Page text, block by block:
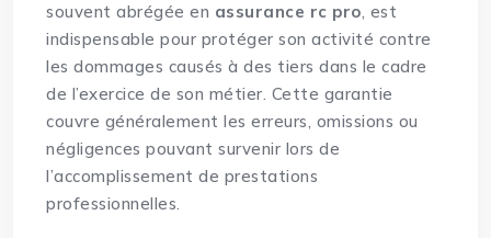
souvent abrégée en assurance rc pro, est
indispensable pour protéger son activité contre
les dommages causés à des tiers dans le cadre
de l’exercice de son métier. Cette garantie
couvre généralement les erreurs, omissions ou
négligences pouvant survenir lors de
l’accomplissement de prestations
professionnelles.